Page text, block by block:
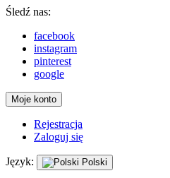
Śledź nas:
facebook
instagram
pinterest
google
Moje konto
Rejestracja
Zaloguj się
Język: Polski